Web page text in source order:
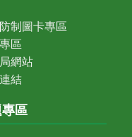
制圖卡專區
區
網站
結
區